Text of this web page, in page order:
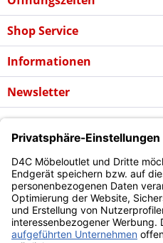
Shop Service
Informationen
Newsletter
* Alle Preise inkl. gesetzl.
ggf. Nachnahmegebühren,
Copyright © d4c Möbel
Diese Website benutzt
der Website erforderlich